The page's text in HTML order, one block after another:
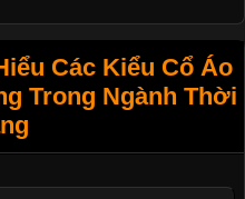
Các Kiểu Cổ Áo
Trong Ngành Thời